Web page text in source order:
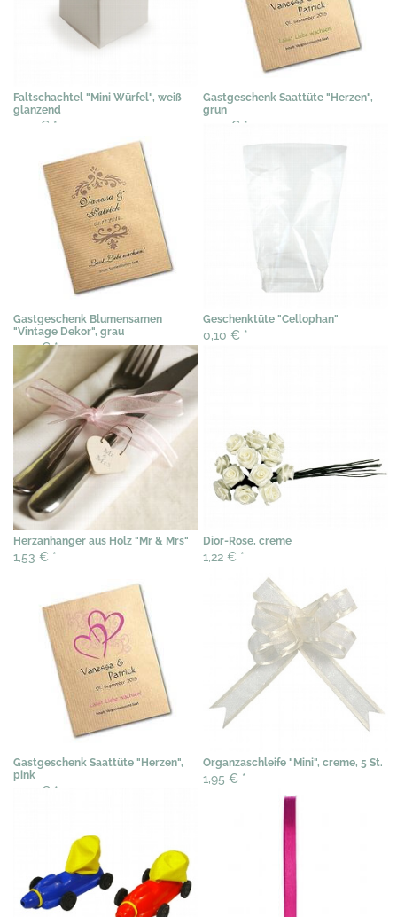
Faltschachtel "Mini Würfel", weiß
glänzend
0,77 € *
Gastgeschenk Saattüte "Herzen",
grün
3,07 € *
Gastgeschenk Blumensamen
"Vintage Dekor", grau
3,07 €*
Geschenktüte "Cellophan"
0,10 € *
Herzanhänger aus Holz "Mr & Mrs"
1,53 € *
Dior-Rose, creme
1,22 € *
Gastgeschenk Saattüte "Herzen",
pink
3,07 € *
Organzaschleife "Mini", creme, 5 St.
1,95 € *